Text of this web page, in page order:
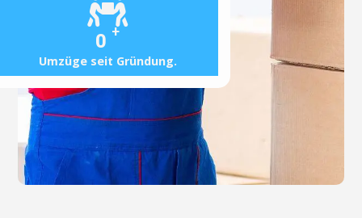
0 +
Umzüge seit Gründung.